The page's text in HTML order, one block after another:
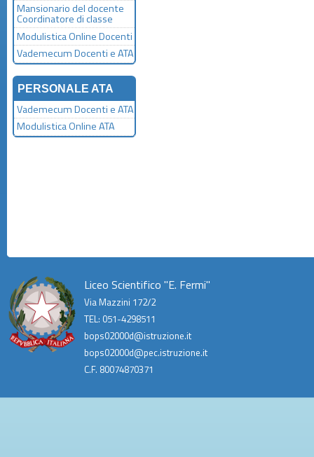
Mansionario del docente
Coordinatore di classe
Modulistica Online Docenti
Vademecum Docenti e ATA
PERSONALE ATA
Vademecum Docenti e ATA
Modulistica Online ATA
Liceo Scientifico "E. Fermi"
Via Mazzini 172/2
TEL: 051-4298511
bops02000d@istruzione.it
bops02000d@pec.istruzione.it
C.F. 80074870371